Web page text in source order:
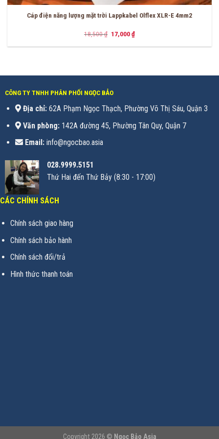
Cáp điện năng lượng mặt trời Lappkabel Olflex XLR-E 4mm2
18,500₫ Giá
gốc
là:
17,000₫Giá
tại
CÔNG TY TNHH PHÂN PHỐI NGỌC BẢO
Địa chỉ:62A Phạm Ngọc Thạch, Phường Võ Thị Sáu, Quận 3
Văn phòng:142A đường 45, Phường Tân Quy, Quận 7
Email:info@ngocbao.asia
028.9999.5151
Thứ Hai đến Thứ Bảy (8:30 - 17:00)
CÁC CHÍNH SÁCH
Chính sách giao hàng
Chính sách bảo hành
Chính sách đổi/trả
Hình thức thanh toán
Copyright 2026 © Ngọc Bảo Asia